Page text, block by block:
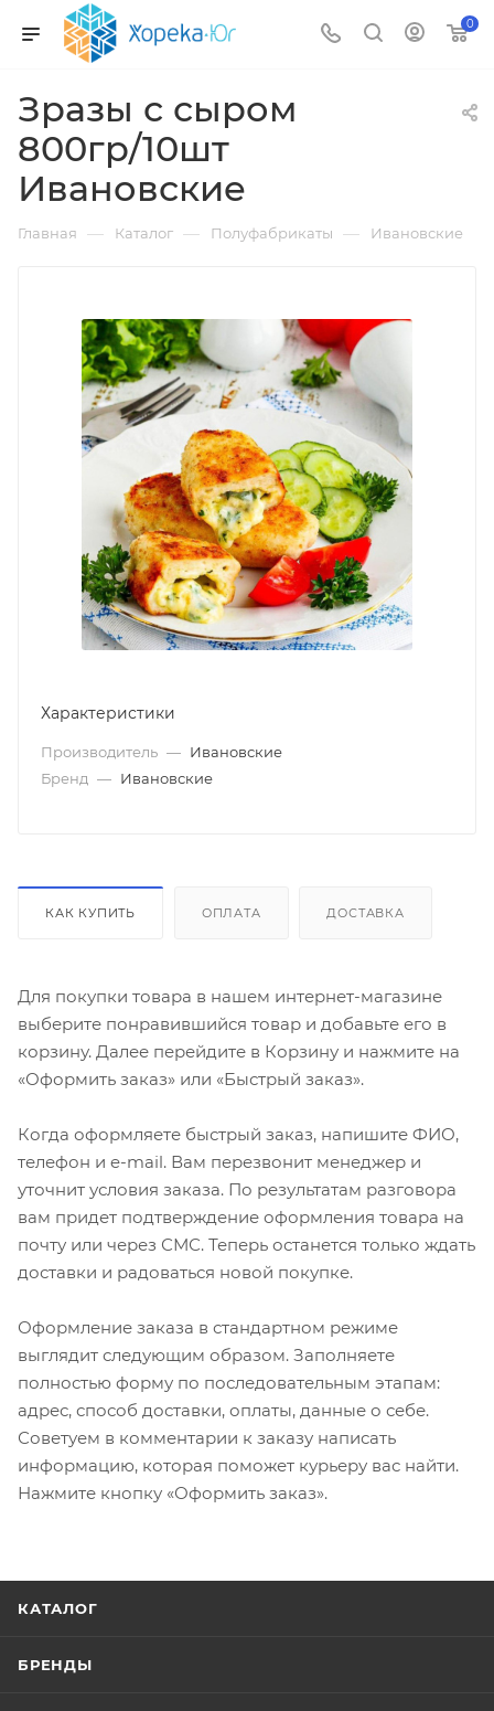
0
Зразы с сыром
800гр/10шт
Ивановские
Главная — Каталог — Полуфабрикаты — Ивановские
Характеристики
Производитель — Ивановские
Бренд — Ивановские
КАК КУПИТЬ ОПЛАТА ДОСТАВКА
Для покупки товара в нашем интернет-магазине
выберите понравившийся товар и добавьте его в
корзину. Далее перейдите в Корзину и нажмите на
«Оформить заказ» или «Быстрый заказ».
Когда оформляете быстрый заказ, напишите ФИО,
телефон и e-mail. Вам перезвонит менеджер и
уточнит условия заказа. По результатам разговора
вам придет подтверждение оформления товара на
почту или через СМС. Теперь останется только ждать
доставки и радоваться новой покупке.
Оформление заказа в стандартном режиме
выглядит следующим образом. Заполняете
полностью форму по последовательным этапам:
адрес, способ доставки, оплаты, данные о себе.
Советуем в комментарии к заказу написать
информацию, которая поможет курьеру вас найти.
Нажмите кнопку «Оформить заказ».
КАТАЛОГ
БРЕНДЫ